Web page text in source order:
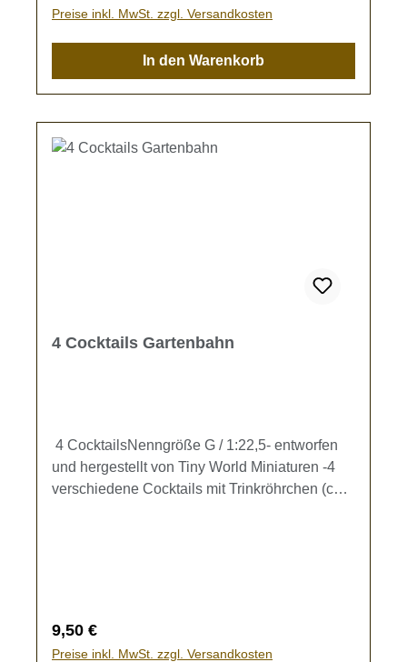
Preise inkl. MwSt. zzgl. Versandkosten
In den Warenkorb
4 Cocktails Gartenbahn
4 CocktailsNenngröße G / 1:22,5- entworfen
und hergestellt von Tiny World Miniaturen -4
verschiedene Cocktails mit Trinkröhrchen (ca.
Regulärer Preis:
9,50 €
Preise inkl. MwSt. zzgl. Versandkosten